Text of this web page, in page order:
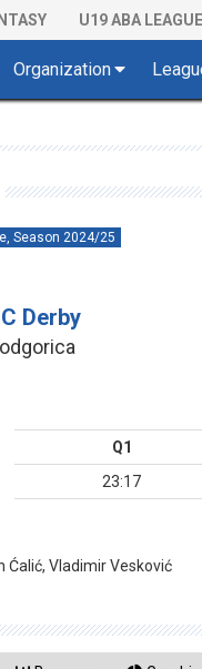
U19 ABA
Organization
Season 2024/25
Derby
Q1
23:17
Ćalić, Vladimir Vesković